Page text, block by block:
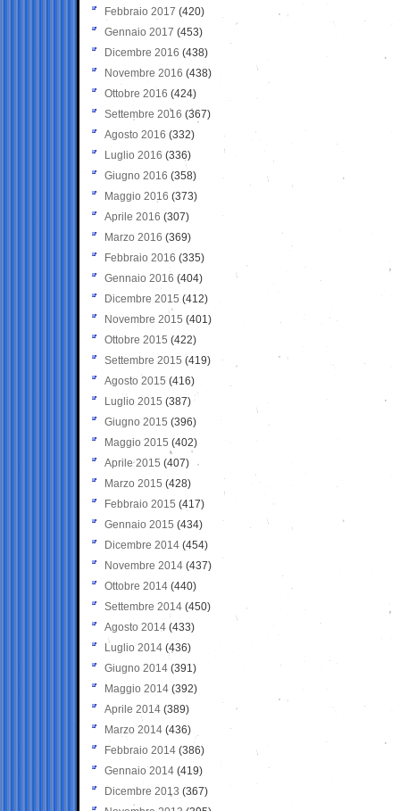
Febbraio 2017 (420)
Gennaio 2017 (453)
Dicembre 2016 (438)
Novembre 2016 (438)
Ottobre 2016 (424)
Settembre 2016 (367)
Agosto 2016 (332)
Luglio 2016 (336)
Giugno 2016 (358)
Maggio 2016 (373)
Aprile 2016 (307)
Marzo 2016 (369)
Febbraio 2016 (335)
Gennaio 2016 (404)
Dicembre 2015 (412)
Novembre 2015 (401)
Ottobre 2015 (422)
Settembre 2015 (419)
Agosto 2015 (416)
Luglio 2015 (387)
Giugno 2015 (396)
Maggio 2015 (402)
Aprile 2015 (407)
Marzo 2015 (428)
Febbraio 2015 (417)
Gennaio 2015 (434)
Dicembre 2014 (454)
Novembre 2014 (437)
Ottobre 2014 (440)
Settembre 2014 (450)
Agosto 2014 (433)
Luglio 2014 (436)
Giugno 2014 (391)
Maggio 2014 (392)
Aprile 2014 (389)
Marzo 2014 (436)
Febbraio 2014 (386)
Gennaio 2014 (419)
Dicembre 2013 (367)